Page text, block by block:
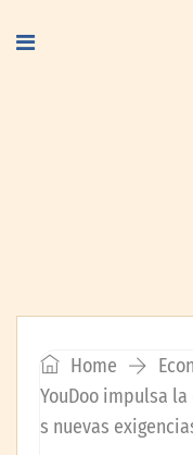
Home
YouDoo impulsa
s nuevas